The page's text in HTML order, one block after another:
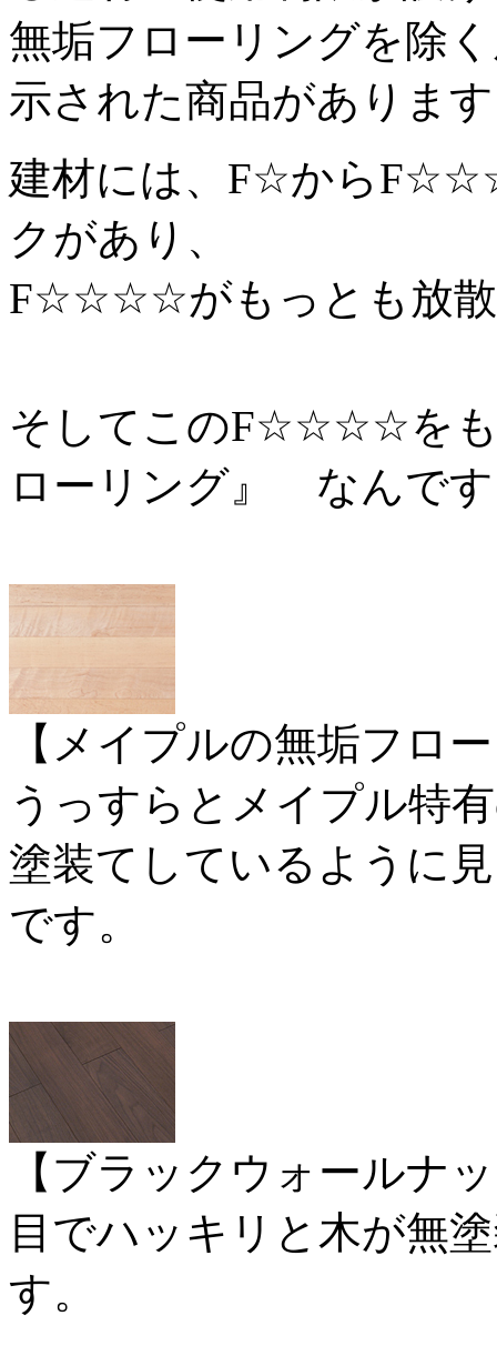
無垢フローリングを
示された商品がありま
建材には、F☆から
クがあり、
F☆☆☆☆がもっとも放散
そしてこのF☆☆☆☆を
ローリング』 なんで
【メイプルの無垢フロ
うっすらとメイプル特
塗装てしているように
です。
【ブラックウォールナ
目でハッキリと木が無
す。